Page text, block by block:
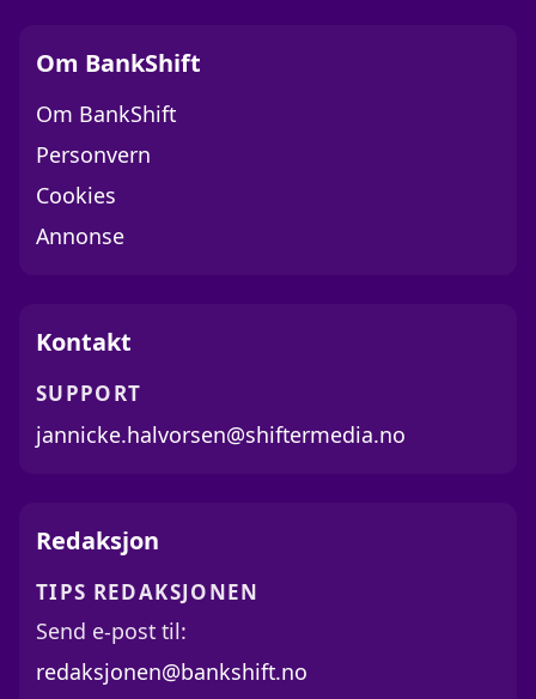
Om BankShift
Om BankShift
Personvern
Cookies
Annonse
Kontakt
SUPPORT
jannicke.halvorsen@shiftermedia.no
Redaksjon
TIPS REDAKSJONEN
Send e-post til:
redaksjonen@bankshift.no